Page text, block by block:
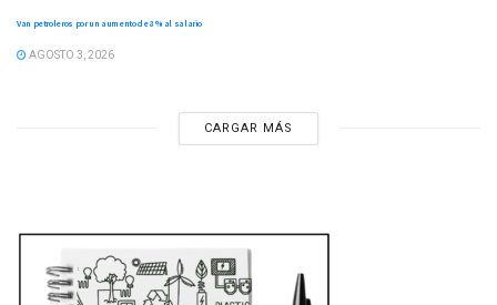
Van petroleros por un aumento de 8 % al salario
AGOSTO 3, 2026
CARGAR MÁS